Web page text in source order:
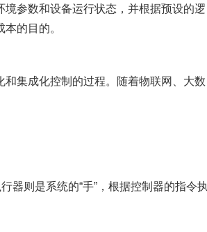
参数和设备运行状态，并根据预设的逻
的目的。
集成化控制的过程。随着物联网、大数
则是系统的“手”，根据控制器的指令执